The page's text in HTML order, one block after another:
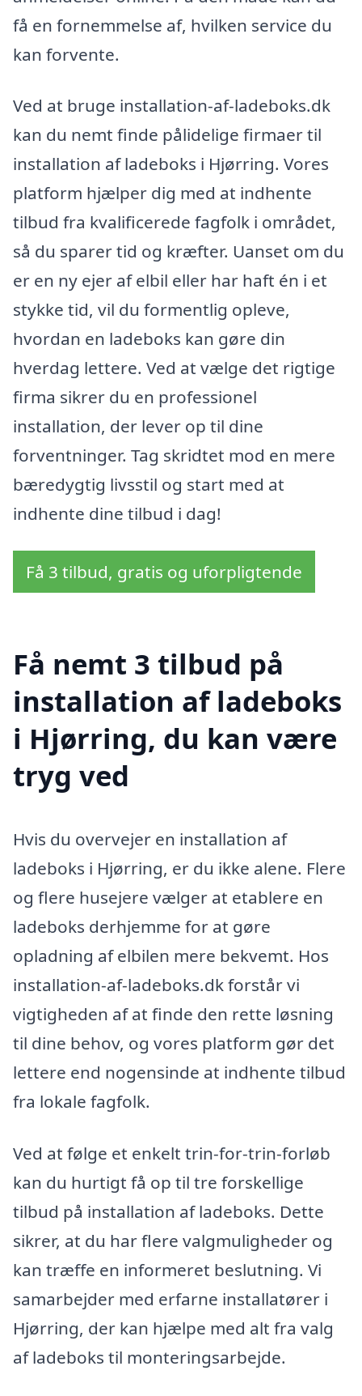
få en fornemmelse af, hvilken service du
kan forvente.
Ved at bruge installation-af-ladeboks.dk
kan du nemt finde pålidelige firmaer til
installation af ladeboks i Hjørring. Vores
platform hjælper dig med at indhente
tilbud fra kvalificerede fagfolk i området,
så du sparer tid og kræfter. Uanset om du
er en ny ejer af elbil eller har haft én i et
stykke tid, vil du formentlig opleve,
hvordan en ladeboks kan gøre din
hverdag lettere. Ved at vælge det rigtige
firma sikrer du en professionel
installation, der lever op til dine
forventninger. Tag skridtet mod en mere
bæredygtig livsstil og start med at
indhente dine tilbud i dag!
Få 3 tilbud, gratis og uforpligtende
Få nemt 3 tilbud på
installation af ladeboks
i Hjørring, du kan være
tryg ved
Hvis du overvejer en installation af
ladeboks i Hjørring, er du ikke alene. Flere
og flere husejere vælger at etablere en
ladeboks derhjemme for at gøre
opladning af elbilen mere bekvemt. Hos
installation-af-ladeboks.dk forstår vi
vigtigheden af at finde den rette løsning
til dine behov, og vores platform gør det
lettere end nogensinde at indhente tilbud
fra lokale fagfolk.
Ved at følge et enkelt trin-for-trin-forløb
kan du hurtigt få op til tre forskellige
tilbud på installation af ladeboks. Dette
sikrer, at du har flere valgmuligheder og
kan træffe en informeret beslutning. Vi
samarbejder med erfarne installatører i
Hjørring, der kan hjælpe med alt fra valg
af ladeboks til monteringsarbejde.